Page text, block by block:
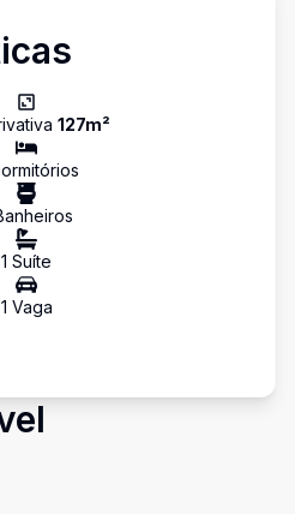
127m²
s
s
1 Suíte
1 Vaga